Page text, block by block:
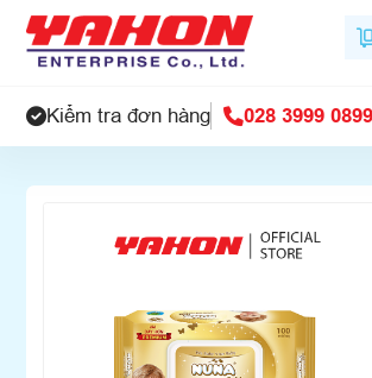
Kiểm tra đơn hàng 028 3999 0899
COMBO KHUYẾN MÃI